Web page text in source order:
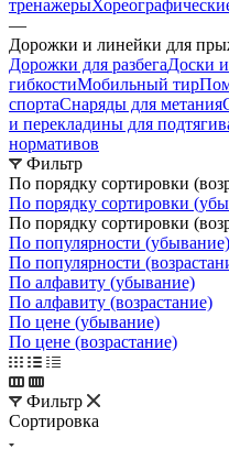
тренажеры
—
Дорожки и линейки для
Дорожки для разбегаДоски
гибкостиМобильный тир
спортаСнаряды для метания
и перекладины для
нормативов
Фильтр
По порядку сортировки
По порядку сортировки
По порядку сортировки
По популярности (убывание)
По популярности
По алфавиту (убывание)
По алфавиту (возрастание)
По цене (убывание)
По цене (возрастание)
Фильтр
Сортировка